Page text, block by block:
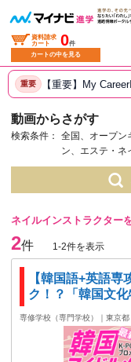
資料請求
カート
0件
カートの中を見る
重要 【重要】My
動画からさがす
検索条件：
全国、オープン
ン、エステ・ネ
ネイルインストラクター
2件 1-2件を表示
【韓国語+英語
ク！？「韓国文
専修学校（専門学校）｜東京都